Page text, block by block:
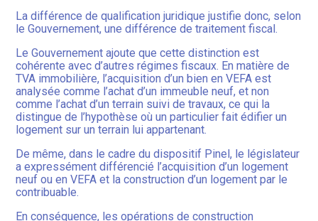
La différence de qualification juridique justifie donc, selon
le Gouvernement, une différence de traitement fiscal.
Le Gouvernement ajoute que cette distinction est
cohérente avec d’autres régimes fiscaux. En matière de
TVA immobilière, l’acquisition d’un bien en VEFA est
analysée comme l’achat d’un immeuble neuf, et non
comme l’achat d’un terrain suivi de travaux, ce qui la
distingue de l’hypothèse où un particulier fait édifier un
logement sur un terrain lui appartenant.
De même, dans le cadre du dispositif Pinel, le législateur
a expressément différencié l’acquisition d’un logement
neuf ou en VEFA et la construction d’un logement par le
contribuable.
En conséquence, les opérations de construction